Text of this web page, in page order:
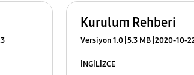
Kurulum Rehberi
Versiyon 1.0 5.3 MB 2020-10-
İNGİLİZCE